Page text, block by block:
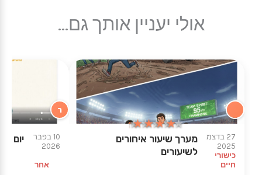
אולי יעניין אותך גם...
★★★★★
★★★★★
27 בדצמ
2025
כישורי
חיים
מערך שיעור איחורים
לשיעורים
ר
10 בפבר
2026
אחר
יום